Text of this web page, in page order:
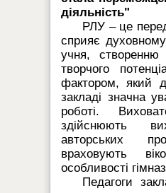
діяльність"
РЛУ – це
сприяє
учня,
творчого
фактором, який
закладі значна
роботі.
здійснюють
авторських
враховують
особливості
Педагоги